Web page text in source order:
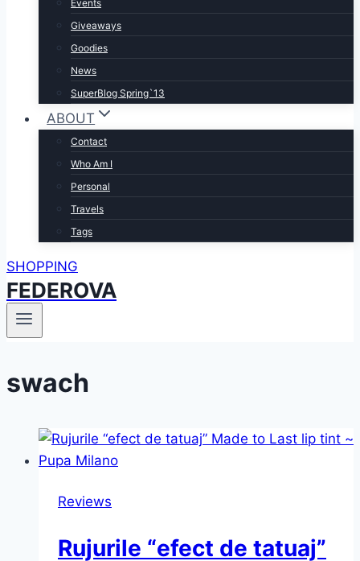
Events
Giveaways
Goodies
News
SuperBlog Spring`13
ABOUT
Contact
Who Am I
Personal
Travels
Tags
SHOPPING
FEDEROVA
swach
Reviews
Rujurile “efect de tatuaj”